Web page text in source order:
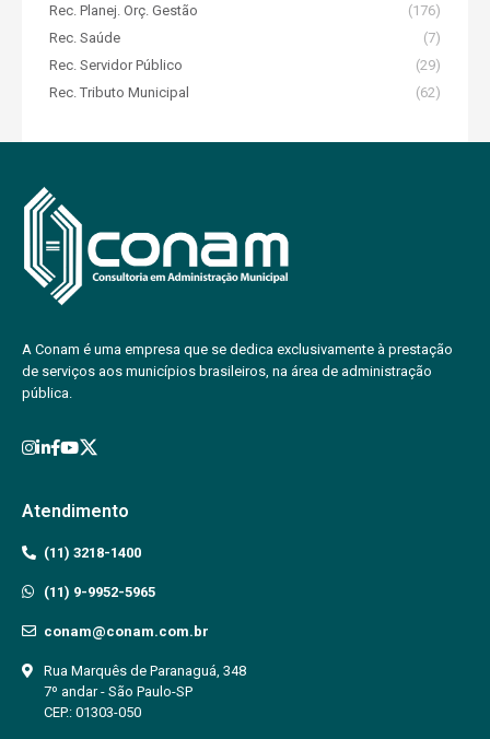
Rec. Planej. Orç. Gestão
(176)
Rec. Saúde
(7)
Rec. Servidor Público
(29)
Rec. Tributo Municipal
(62)
A Conam é uma empresa que se dedica exclusivamente à prestação
de serviços aos municípios brasileiros, na área de administração
pública.
Atendimento
(11) 3218-1400
(11) 9-9952-5965
conam@conam.com.br
Rua Marquês de Paranaguá, 348
7º andar - São Paulo-SP
CEP.: 01303-050